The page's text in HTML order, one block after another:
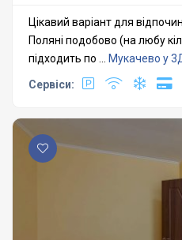
Цікавий варіант для
Поляні подобово (на любу
підходить по ...
Мукачево у
Сервіси: